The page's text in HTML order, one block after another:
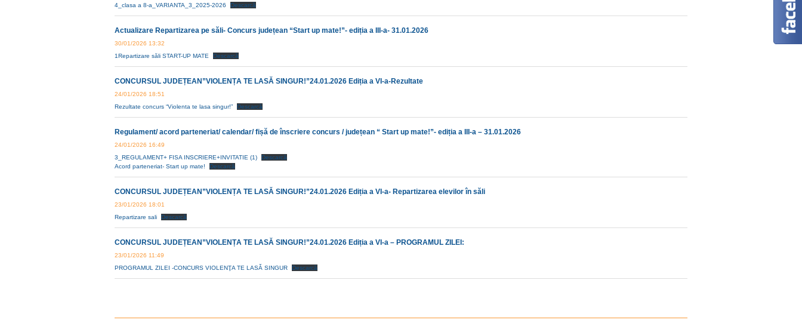
4_clasa a 8-a_VARIANTA_3_2025-2026
Descarcă
Actualizare Repartizarea pe săli- Concurs județean “Start up mate!”- ediția a III-a- 31.01.2026
30/01/2026 13:32
1Repartizare săli START-UP MATE
Descarcă
CONCURSUL JUDEȚEAN”VIOLENȚA TE LASĂ SINGUR!”24.01.2026 Ediția a VI-a-Rezultate
24/01/2026 18:51
Rezultate concurs “Violenta te lasa singur!”
Descarcă
Regulament/ acord parteneriat/ calendar/ fișă de înscriere concurs / județean “ Start up mate!”- ediția a III-a – 31.01.2026
24/01/2026 16:49
3_REGULAMENT+ FISA INSCRIERE+INVITATIE (1)
Descarcă
Acord parteneriat- Start up mate!
Descarcă
CONCURSUL JUDEȚEAN”VIOLENȚA TE LASĂ SINGUR!”24.01.2026 Ediția a VI-a- Repartizarea elevilor în săli
23/01/2026 18:01
Repartizare sali
Descarcă
CONCURSUL JUDEȚEAN”VIOLENȚA TE LASĂ SINGUR!”24.01.2026 Ediția a VI-a – PROGRAMUL ZILEI:
23/01/2026 11:49
PROGRAMUL ZILEI -CONCURS VIOLENŢA TE LASĂ SINGUR
Descarcă